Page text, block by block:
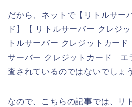
だから、ネットで【リトルサー
ド】【 リトルサーバー クレジ
トルサーバー クレジットカー
サーバー クレジットカード エ
査されているのではないでしょ
なので、こちらの記事では、リ